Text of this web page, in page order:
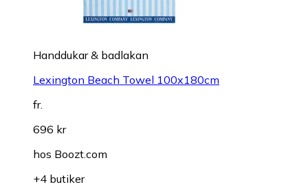
Handdukar & badlakan
Lexington Beach Towel 100x180cm
fr.
696 kr
hos Boozt.com
+4 butiker